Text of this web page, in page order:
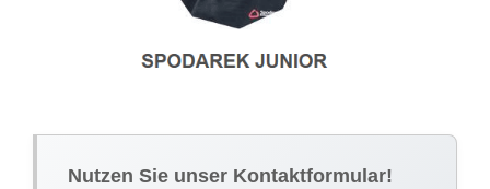
Nutzen Sie unser Kontaktformular!